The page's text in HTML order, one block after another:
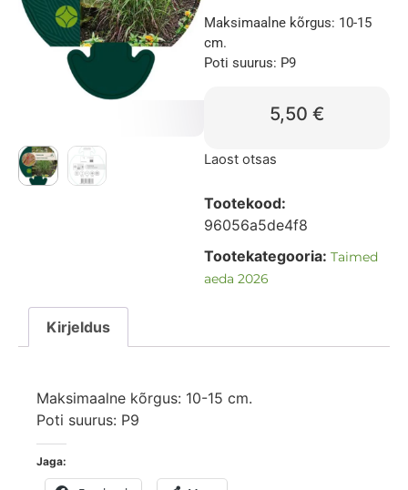
Maksimaalne kõrgus: 10-15
cm.
Poti suurus: P9
5,50 €
Laost otsas
Tootekood:
96056a5de4f8
Tootekategooria: Taimed
aeda 2026
Kirjeldus
Maksimaalne kõrgus: 10-15 cm.
Poti suurus: P9
Jaga: